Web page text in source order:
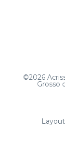
©2026
Grosso
Layout